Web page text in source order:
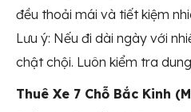
đều thoải mái và tiết kiệm
Lưu ý: Nếu đi dài ngày với
chật chội. Luôn kiểm tra
Thuê Xe 7 Chỗ Bắc Kinh